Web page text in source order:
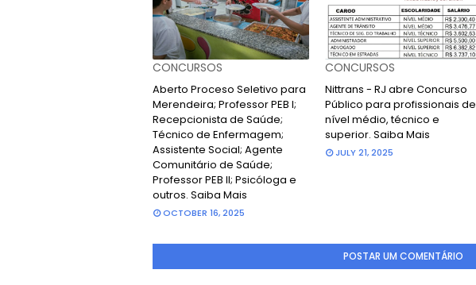
CONCURSOS
Aberto Proceso Seletivo para
Merendeira; Professor PEB I;
Recepcionista de Saúde;
Técnico de Enfermagem;
Assistente Social; Agente
Comunitário de Saúde;
Professor PEB II; Psicóloga e
outros. Saiba Mais
OCTOBER 16, 2025
CONCURSOS
Nittrans - RJ abre Concurso
Público para profissionais de
nível médio, técnico e
superior. Saiba Mais
JULY 21, 2025
POSTAR UM COMENTÁRIO